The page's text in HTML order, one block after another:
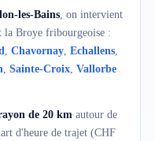
les-Bains, on intervient
la Broye fribourgeoise :
, Chavornay, Echallens,
, Sainte-Croix, Vallorbe
de 20 km autour de
d'heure de trajet (CHF